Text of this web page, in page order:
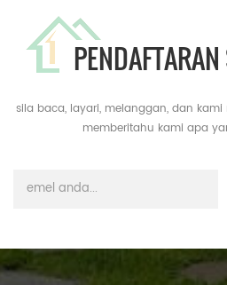
sila baca, layari, melanggan, dan
memberitahu kami apa